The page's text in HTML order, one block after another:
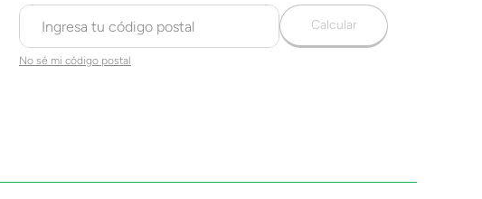
No sé mi código postal
Calcular